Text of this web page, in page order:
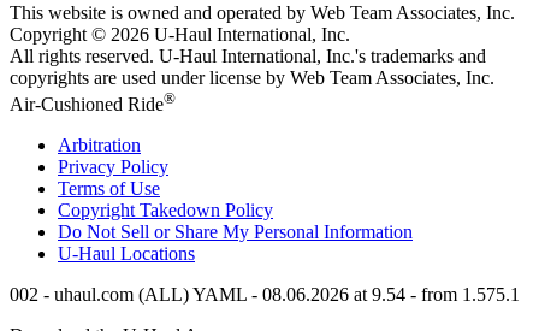
This website is owned and operated by Web Team Associates, Inc.
Copyright © 2026 U-Haul International, Inc.
All rights reserved. U-Haul International, Inc.'s trademarks and
copyrights are used under license by Web Team Associates, Inc.
Air-Cushioned Ride®
Arbitration
Privacy Policy
Terms of Use
Copyright Takedown Policy
Do Not Sell or Share My Personal Information
U-Haul Locations
002 - uhaul.com (ALL) YAML - 08.06.2026 at 9.54 - from 1.575.1